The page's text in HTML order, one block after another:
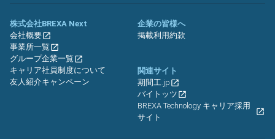
株式会社BREXA Next
会社概要
事業所一覧
グループ企業一覧
キャリア社員制度について
友人紹介キャンペーン
企業の皆様へ
掲載利用約款
関連サイト
期間工.jp
バイトッツ
BREXA Technology キャリア採用
サイト